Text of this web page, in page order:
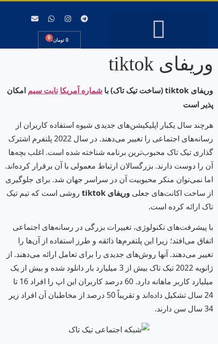
0 تومان 0
وریفای tiktok
وریفای tiktok (ساخت تیک تاک) با شماره آمریکا نایت سیم امکان
پذیر است
هرچند سال یکبار اپلیکیشن‌های جدیدی شیوه استفاده کاربران از
رسانه‌های اجتماعی را تغییر می‌دهند. در سال 2022 پلتفرم اشترک
گذاری تیک تاک محبوب‌ترین برنامه شناخته شده است. اغلب بچه‌ها
آن را دوست دارند. بزرگسالان ارتباط معمولی با آن برقرار کرده‌اند.
اما نمی‌توان منکر محبوبیت آن در سراسر جهان شد. برای جلوگیری
از ساخت اکانت‌های جعلی وریفای tiktok روشی است که تیم تیک
تاک ارائه کرده است.
با پیشرفت‌های تکنولوژی، تغییرات بزرگی در رسانه‌های اجتماعی
اتفاق می‌افتد؛ زیرا این پلتفرم‌ها ذائقه و طرز استفاده از آن‌ها را
تغییر می‌دهند. آنها روش‌های جدیدی را برای تعامل ارائه می‌دهند. از
ژانویه 2022 تیک تاک بیش از 3 میلیارد بار دانلود شده و بیش از یک
میلیارد کاربر ماهانه دارد. 60 درصد کاربران این اپ را افراد 16 تا
24 سال تشکیل داده‌اند و تقریباً 50 درصد از مخاطبان آن افراد زیر
34 سال سن دارند.